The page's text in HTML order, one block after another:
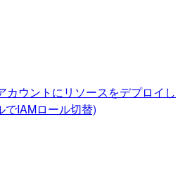
カウントにリソースをデプロイし
でIAMロール切替)